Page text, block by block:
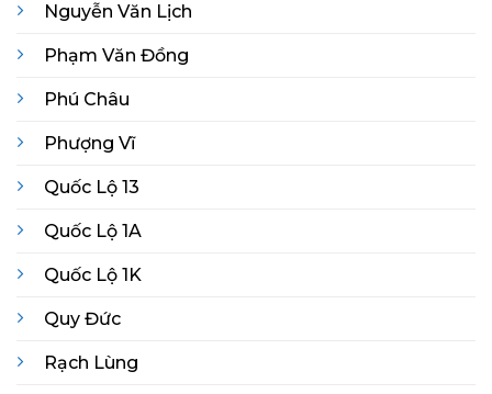
Nguyễn Văn Lịch
Phạm Văn Đồng
Phú Châu
Phượng Vĩ
Quốc Lộ 13
Quốc Lộ 1A
Quốc Lộ 1K
Quy Đức
Rạch Lùng